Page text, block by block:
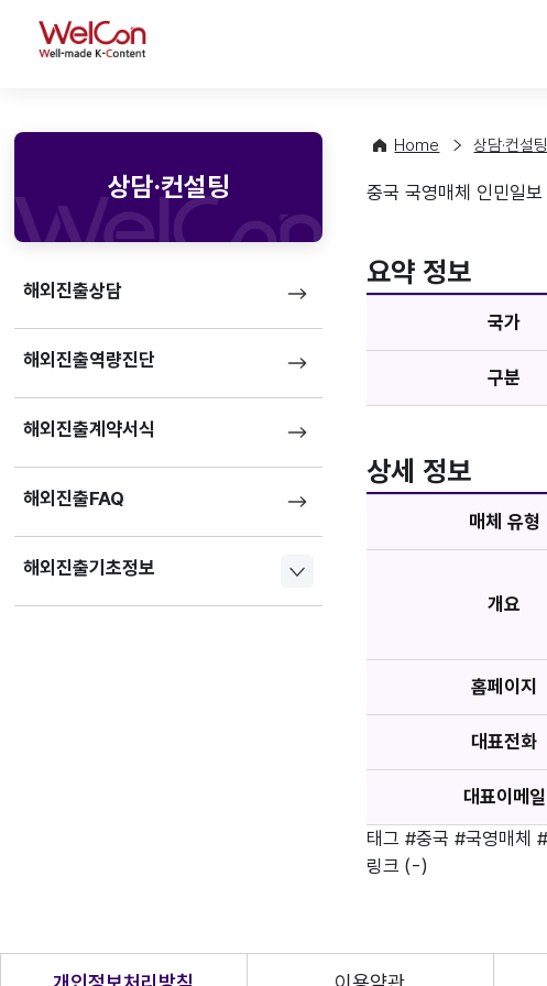
WelCon
상담·컨설팅
해외진출상담
해외진출역량진단
해외진출계약서식
해외진출FAQ
해외진출기초정보
Home 상담·컨설팅
매체정보
중국 국영매체 인민일
요약 정보
국가
구분
상세 정보
매체 유형
개요
홈페이지
대표전화
대표이메일
태그 #중국 #국영매체
링크 (-)